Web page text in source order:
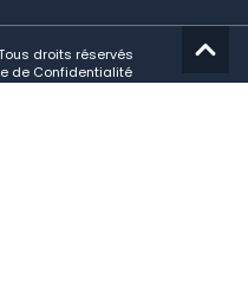
droits réservés
de Confidentialité